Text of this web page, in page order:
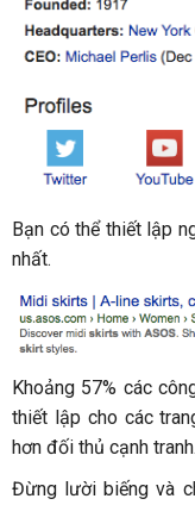
Bạn có thể thiết lập
nhất.
Khoảng 57% các
thiết lập cho các
hơn đối thủ cạnh tranh.
Đừng lười biếng và